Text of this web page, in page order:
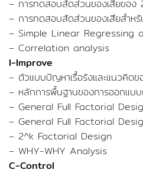
– การทดสอบสัดส่วนของเสียของ
– การทดสอบสัดส่วนของเสียสำห
– Simple Linear Regressing
– Correlation analysis
I-Improve
– ตัวแบบปัญหาเรื้อรังและแนวคิดข
– หลักการพื้นฐานของการออกแบ
– General Full Factorial
– General Full Factorial
– 2^k Factorial Design
– WHY-WHY Analysis
C-Control